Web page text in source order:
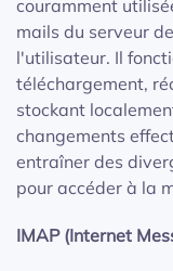
couramment
mails du serveur
l'utilisateur. Il
téléchargement,
stockant
changements
entraîner des
pour accéder à la
IMAP (Internet